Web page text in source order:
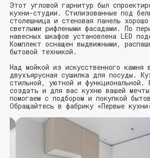
Этот угловой гарнитур был
кухни-студии. Стилизованные под
столешница и стеновая панель
светлыми рифлеными фасадами. По
навесных шкафов установлена LED
Комплект оснащен выдвижными,
бытовой техникой.
Над мойкой из искусственного камня
двухъярусная сушилка для посуды.
стильной, уютной и функциональной.
создать и для вас кухню вашей
помогаем с подбором и покупкой
Обращайтесь в фабрику «Первые